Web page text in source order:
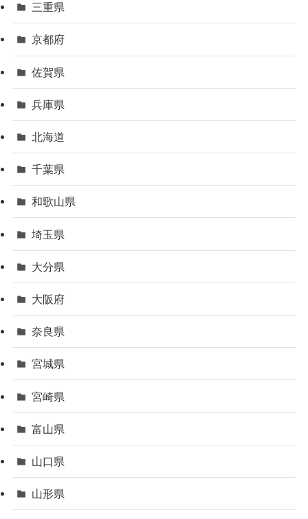
三重県
京都府
佐賀県
兵庫県
北海道
千葉県
和歌山県
埼玉県
大分県
大阪府
奈良県
宮城県
宮崎県
富山県
山口県
山形県